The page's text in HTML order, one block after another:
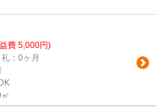
費 5,000円)
：0ヶ月